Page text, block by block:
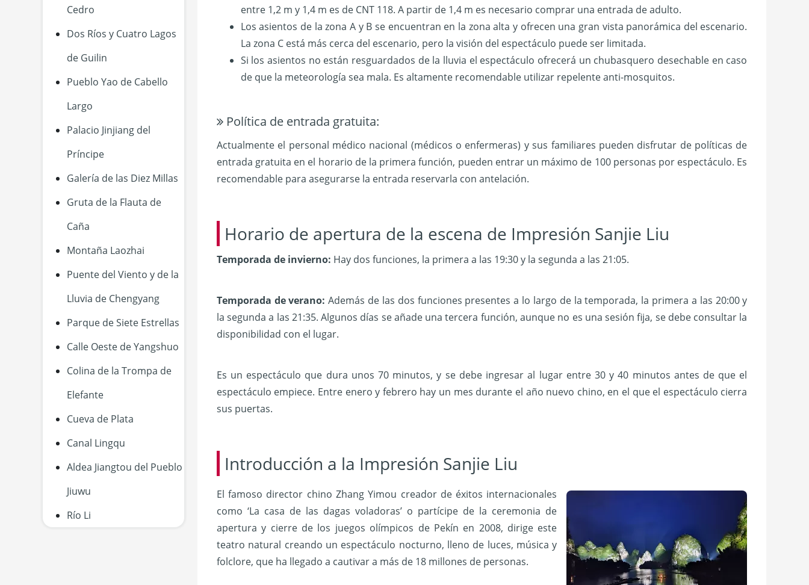
Cedro
Dos Ríos y Cuatro Lagos
de Guilin
Pueblo Yao de Cabello
Largo
Palacio Jinjiang del
Príncipe
Galería de las Diez Millas
Gruta de la Flauta de
Caña
Montaña Laozhai
Puente del Viento y de la
Lluvia de Chengyang
Parque de Siete Estrellas
Calle Oeste de Yangshuo
Colina de la Trompa de
Elefante
Cueva de Plata
Canal Lingqu
Aldea Jiangtou del Pueblo
Jiuwu
Río Li
entre 1,2 m y 1,4 m es de CNT 118. A partir de 1,4 m es necesario comprar una entrada de adulto.
Los asientos de la zona A y B se encuentran en la zona alta y ofrecen una gran vista panorámica del escenario.
La zona C está más cerca del escenario, pero la visión del espectáculo puede ser limitada.
Si los asientos no están resguardados de la lluvia el espectáculo ofrecerá un chubasquero desechable en caso
de que la meteorología sea mala. Es altamente recomendable utilizar repelente anti-mosquitos.
Política de entrada gratuita:
Actualmente el personal médico nacional (médicos o enfermeras) y sus familiares pueden disfrutar de políticas de
entrada gratuita en el horario de la primera función, pueden entrar un máximo de 100 personas por espectáculo. Es
recomendable para asegurarse la entrada reservarla con antelación.
Horario de apertura de la escena de Impresión Sanjie Liu
Temporada de invierno: Hay dos funciones, la primera a las 19:30 y la segunda a las 21:05.
Temporada de verano: Además de las dos funciones presentes a lo largo de la temporada, la primera a las 20:00 y
la segunda a las 21:35. Algunos días se añade una tercera función, aunque no es una sesión fija, se debe consultar la
disponibilidad con el lugar.
Es un espectáculo que dura unos 70 minutos, y se debe ingresar al lugar entre 30 y 40 minutos antes de que el
espectáculo empiece. Entre enero y febrero hay un mes durante el año nuevo chino, en el que el espectáculo cierra
sus puertas.
Introducción a la Impresión Sanjie Liu
El famoso director chino Zhang Yimou creador de éxitos internacionales
como ‘La casa de las dagas voladoras’ o partícipe de la ceremonia de
apertura y cierre de los juegos olímpicos de Pekín en 2008, dirige este
teatro natural creando un espectáculo nocturno, lleno de luces, música y
folclore, que ha llegado a cautivar a más de 18 millones de personas.